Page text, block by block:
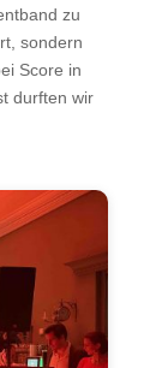
zu
sondern
Score in
durften wir